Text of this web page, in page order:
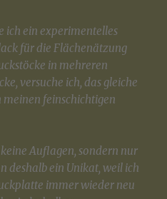
ich ein experimentelles
für die Flächenätzung
in mehreren
versuche ich, das gleiche
feinschichtigen
Auflagen, sondern nur
deshalb ein Unikat, weil ich
immer wieder neu